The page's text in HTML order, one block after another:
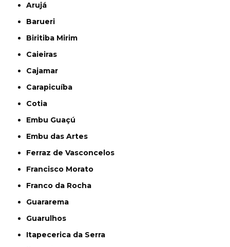
Arujá
Barueri
Biritiba Mirim
Caieiras
Cajamar
Carapicuíba
Cotia
Embu Guaçú
Embu das Artes
Ferraz de Vasconcelos
Francisco Morato
Franco da Rocha
Guararema
Guarulhos
Itapecerica da Serra